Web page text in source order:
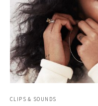
CLIPS & SOUNDS